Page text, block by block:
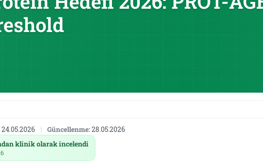
24.05.2026 | Güncellenme:28.05.2026
klinik olarak incelendi